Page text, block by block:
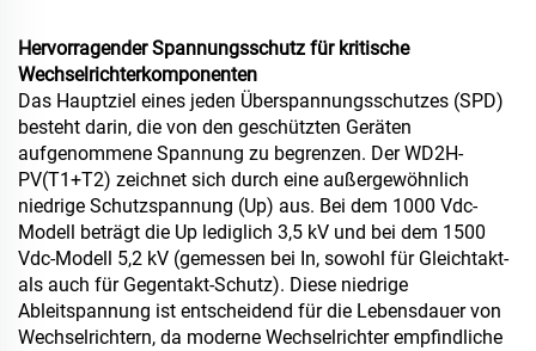
Hervorragender Spannungsschutz für kritische
Wechselrichterkomponenten
Das Hauptziel eines jeden Überspannungsschutzes (SPD)
besteht darin, die von den geschützten Geräten
aufgenommene Spannung zu begrenzen. Der WD2H-
PV(T1+T2) zeichnet sich durch eine außergewöhnlich
niedrige Schutzspannung (Up) aus. Bei dem 1000 Vdc-
Modell beträgt die Up lediglich 3,5 kV und bei dem 1500
Vdc-Modell 5,2 kV (gemessen bei In, sowohl für Gleichtakt-
als auch für Gegentakt-Schutz). Diese niedrige
Ableitspannung ist entscheidend für die Lebensdauer von
Wechselrichtern, da moderne Wechselrichter empfindliche